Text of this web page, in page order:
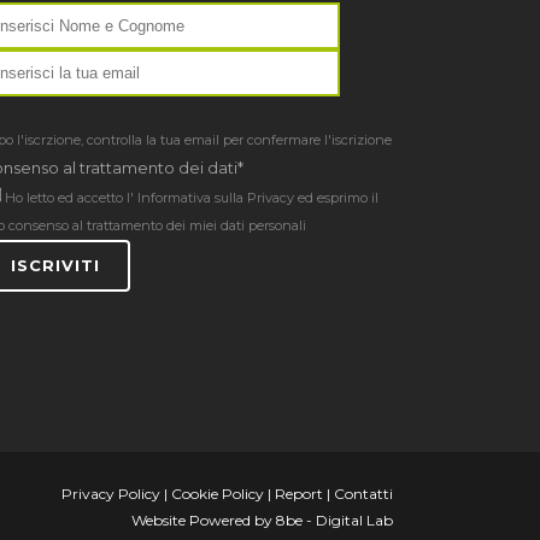
l'iscrzione, controlla la tua email per confermare l'iscrizione
al trattamento dei dati*
Ho letto ed accetto l' Informativa sulla Privacy ed esprimo il
consenso al trattamento dei miei dati personali
ISCRIVITI
Privacy Policy | Cookie Policy | Report | Contatti
Website Powered by 8be - Digital Lab